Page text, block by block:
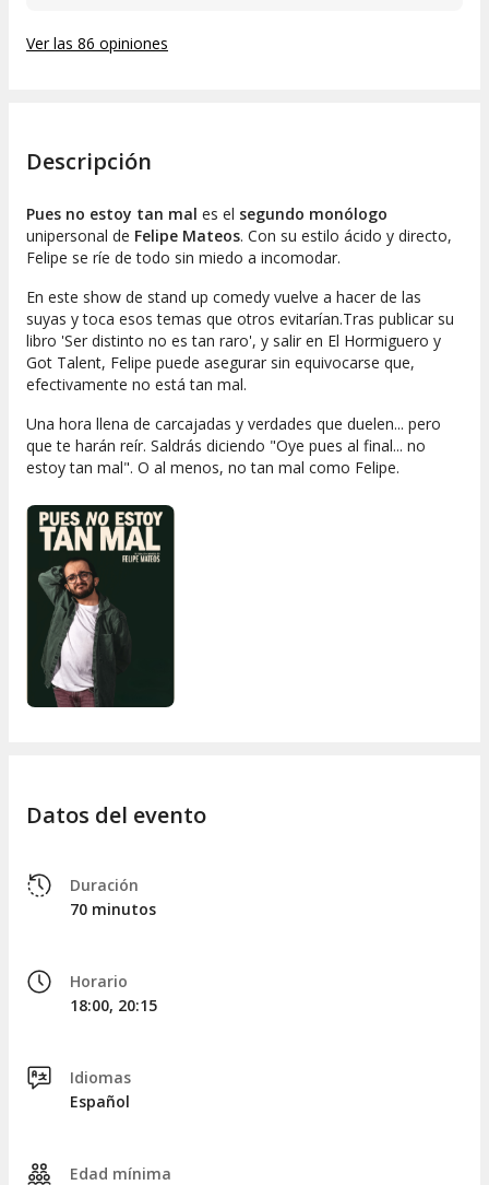
Ver las 86 opiniones
Descripción
Pues no estoy tan mal es el segundo monólogo
unipersonal de Felipe Mateos. Con su estilo ácido y directo,
Felipe se ríe de todo sin miedo a incomodar.
En este show de stand up comedy vuelve a hacer de las
suyas y toca esos temas que otros evitarían.Tras publicar su
libro 'Ser distinto no es tan raro', y salir en El Hormiguero y
Got Talent, Felipe puede asegurar sin equivocarse que,
efectivamente no está tan mal.
Una hora llena de carcajadas y verdades que duelen... pero
que te harán reír. Saldrás diciendo "Oye pues al final... no
estoy tan mal". O al menos, no tan mal como Felipe.
Datos del evento
Duración
70 minutos
Horario
18:00, 20:15
Idiomas
Español
Edad mínima